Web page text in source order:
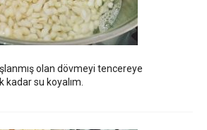
olan dövmeyi tencereye
kadar su koyalım.